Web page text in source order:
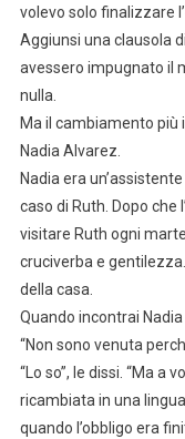
volevo solo finalizzare
Aggiunsi una clausola
avessero impugnato il
nulla.
Ma il cambiamento
Nadia Alvarez.
Nadia era
caso di Ruth. Dopo che
visitare Ruth ogni
cruciverba e
della casa.
Quando incontrai
“Non sono venuta
“Lo so”, le dissi. “Ma a
ricambiata in una
quando l’obbligo era